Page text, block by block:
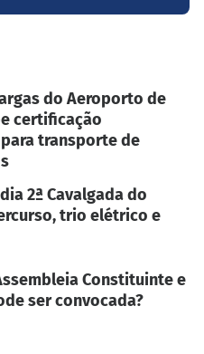
do Aeroporto de
certificação
transporte de
2ª Cavalgada do
trio elétrico e
Constituinte e
ser convocada?